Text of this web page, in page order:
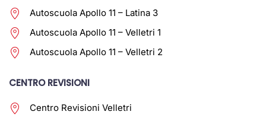
Autoscuola Apollo 11 – Latina 3
Autoscuola Apollo 11 – Velletri 1
Autoscuola Apollo 11 – Velletri 2
CENTRO REVISIONI
Centro Revisioni Velletri